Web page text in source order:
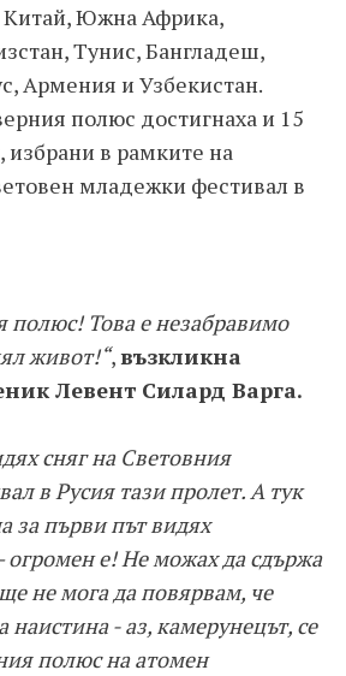
Южна Африка,
Тунис, Бангладеш,
Армения и Узбекистан.
полюс достигнаха и 15
в рамките на
младежки фестивал в
полюс! Това е незабравимо
живот!“,възкликна
Левент Силард Варга.
сняг на Световния
в Русия тази пролет. А тук
за първи път видях
огромен е! Не можах да сдържа
не мога да повярвам, че
наистина - аз, камерунецът, се
полюс на атомен